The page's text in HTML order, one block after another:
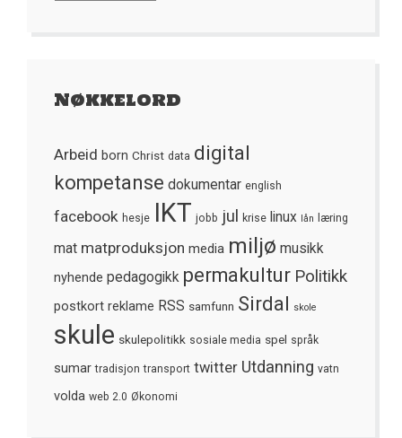
Nøkkelord
Arbeid born Christ data digital
kompetanse dokumentar english
facebook hesje IKT jobb jul krise linux lån læring
mat matproduksjon media miljø musikk
nyhende pedagogikk permakultur Politikk
postkort reklame RSS samfunn Sirdal skole
skule skulepolitikk sosiale media spel språk
sumar tradisjon transport twitter Utdanning vatn
volda web 2.0 Økonomi